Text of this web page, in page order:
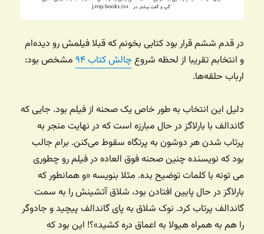
در قدم ششم قرار بود کتابی بخونم که قبلا فیلمش رو دیده‌ام
و انتخابم تقریبا از لحظه شروع چالش کتاب ۹۴
مشخص بود:
ارباب حلقه‌ها.
دلیل این انتخاب به طور خاص یک صحنه از فیلم بود. جایی که
گاندالف با بارلاگز در حال مبارزه است که در نهایت منجر به
پرتاب شدن هر دوشون به پرتگاه سقوط می‌کنن. برام جالب
بود که نویسنده چنین صحنه فوق العاده در فیلم رو چطوری
می تونه با کلمات توضیح بده. مثلا بنویسه «و همانطور که
بارلاگز در حال پایین افتادن بود، شلاق آتشینش را به سمت
گاندالف پرتاب کرد. نوک شلاق به پای گاندالف پیچید و جادوگر
را هم به همراه هیولا به اعماق دره کشید»؟! این بود که